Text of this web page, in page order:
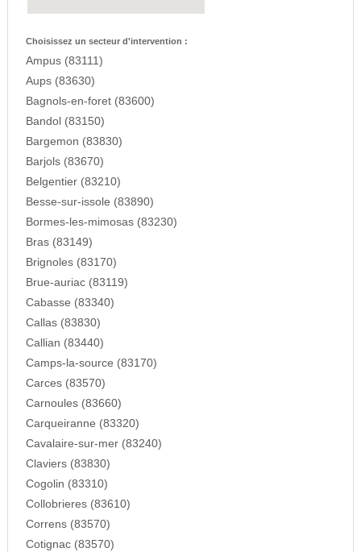
Choisissez un secteur d'intervention :
Ampus (83111)
Aups (83630)
Bagnols-en-foret (83600)
Bandol (83150)
Bargemon (83830)
Barjols (83670)
Belgentier (83210)
Besse-sur-issole (83890)
Bormes-les-mimosas (83230)
Bras (83149)
Brignoles (83170)
Brue-auriac (83119)
Cabasse (83340)
Callas (83830)
Callian (83440)
Camps-la-source (83170)
Carces (83570)
Carnoules (83660)
Carqueiranne (83320)
Cavalaire-sur-mer (83240)
Claviers (83830)
Cogolin (83310)
Collobrieres (83610)
Correns (83570)
Cotignac (83570)